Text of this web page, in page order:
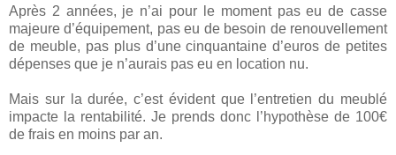
Après 2 années, je n’ai pour le moment pas eu de casse
majeure d’équipement, pas eu de besoin de renouvellement
de meuble, pas plus d’une cinquantaine d’euros de petites
dépenses que je n’aurais pas eu en location nu.
Mais sur la durée, c’est évident que l’entretien du meublé
impacte la rentabilité. Je prends donc l’hypothèse de 100€
de frais en moins par an.